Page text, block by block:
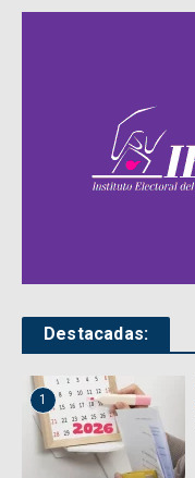
Destacadas:
1